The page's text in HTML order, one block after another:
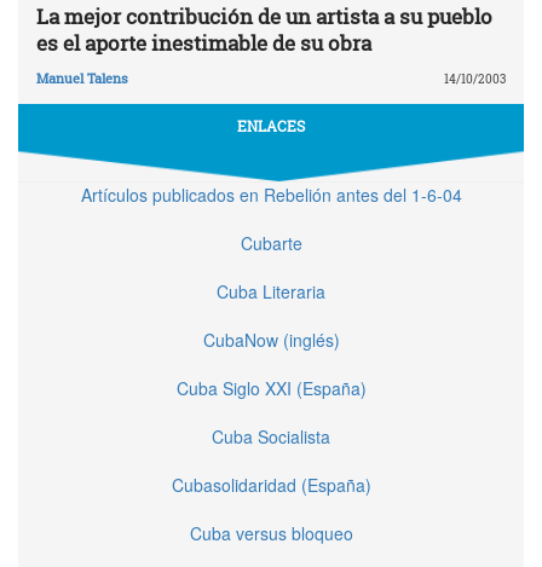
La mejor contribución de un artista a su pueblo
es el aporte inestimable de su obra
Manuel Talens 14/10/2003
ENLACES
Artículos publicados en Rebelión antes del 1-6-04
Cubarte
Cuba Literaria
CubaNow (inglés)
Cuba Siglo XXI (España)
Cuba Socialista
Cubasolidaridad (España)
Cuba versus bloqueo